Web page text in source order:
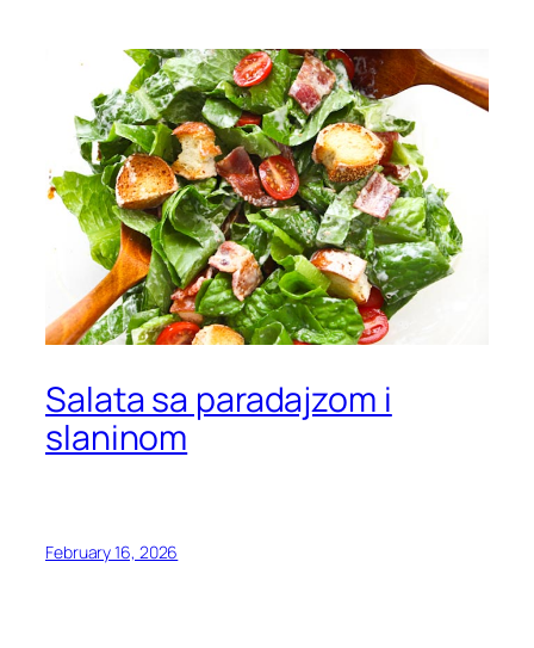
Salata sa paradajzom i
slaninom
February 16, 2026